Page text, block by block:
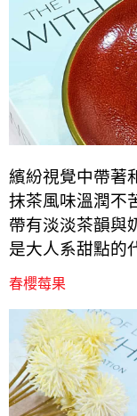
繽紛視覺中帶著
抹茶風味溫潤不
帶有淡淡茶韻與
是大人系甜點的
春櫻莓果